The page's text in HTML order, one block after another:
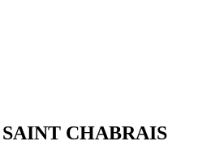
SAINT CHABRAIS